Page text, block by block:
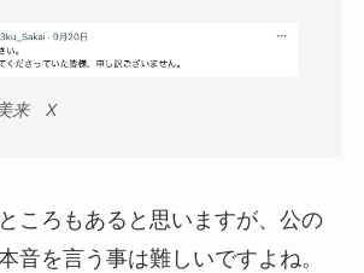
来 X
ころもあると思いますが、公の
音を言う事は難しいですよね。